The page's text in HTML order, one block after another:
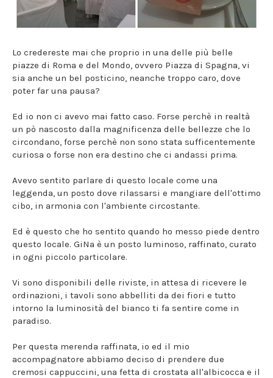
Lo credereste mai che proprio in una delle più belle
piazze di Roma e del Mondo, ovvero Piazza di Spagna, vi
sia anche un bel posticino, neanche troppo caro, dove
poter far una pausa?
Ed io non ci avevo mai fatto caso. Forse perchè in realtà
un pò nascosto dalla magnificenza delle bellezze che lo
circondano, forse perchè non sono stata sufficentemente
curiosa o forse non era destino che ci andassi prima.
Avevo sentito parlare di questo locale come una
leggenda, un posto dove rilassarsi e mangiare dell'ottimo
cibo, in armonia con l'ambiente circostante.
Ed è questo che ho sentito quando ho messo piede dentro
questo locale. GiNa è un posto luminoso, raffinato, curato
in ogni piccolo particolare.
Vi sono disponibili delle riviste, in attesa di ricevere le
ordinazioni, i tavoli sono abbelliti da dei fiori e tutto
intorno la luminosità del bianco ti fa sentire come in
paradiso.
Per questa merenda raffinata, io ed il mio
accompagnatore abbiamo deciso di prendere due
cremosi cappuccini, una fetta di crostata all'albicocca e il